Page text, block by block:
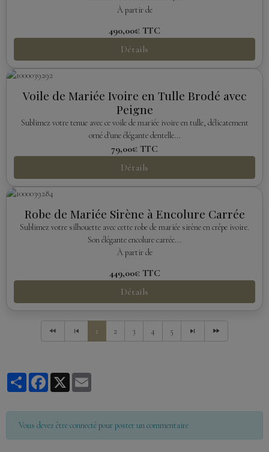
À partir de
490,00€ TTC
Détails
Voile de Mariée Ivoire en Tulle Brodé avec
Peigne
Sublimez votre tenue avec ce voile de mariée ivoire en tulle, délicatement
orné d'une élégante dentelle...
79,00€ TTC
Détails
Robe de Mariée Sirène à Encolure Carrée
Sublimez votre silhouette avec cette robe de mariée sirène en crêpe ivoire.
Son élégante encolure carrée...
À partir de
449,00€ TTC
Détails
1 2 3 4 5
PartagerFacebook
X
Vous devez être connecté pour poster un commentaire